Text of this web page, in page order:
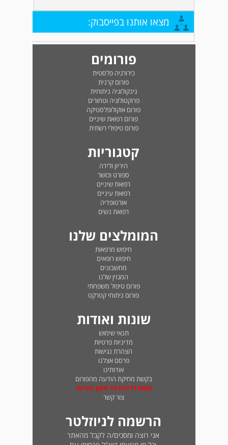
מצאו אותנו בפייסבוק:
פורומים
כירורגיה פלסטית
פורום קרנית
גינקולוגיה ניתוחית
פרוקטולוגיה וטחורים
פורום אוקולופלסטיקה
פורום רפואת שיניים
פורום טיפולי רשתית
קטגוריות
היריון ולידה
ספורט וכושר
רפואת שיניים
רפואת עיניים
אורטופדיה
רפואת נשים
המומלצים שלנו
חיפוש מרפאות
חיפוש רופאים
מחשבונים
המגזין שלנו
פורום טיפול משפחתי
פורום ניתוחי קטרקט
שונות ואודות
תנאי שימוש
מדיניות פרטיות
הצהרת נגישות
פרסם אצלנו
אודותינו
בקשת מחיקת הודעה מהפורום
טופס לדיווח על תוכן בעייתי
צור קשר
הרשמה לניוזלטר
אני רוצה ומסכים/ה לקבל מהאתר